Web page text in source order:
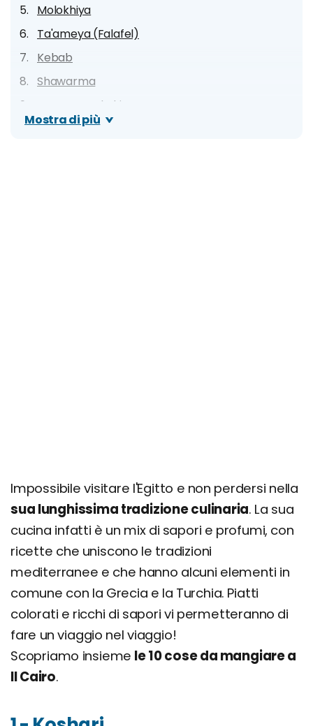
Molokhiya
Ta'ameya (Falafel)
Kebab
Shawarma
Hamam mahshi
Fattah
Mostra di più
Impossibile visitare l'Egitto e non perdersi nella
sua lunghissima tradizione culinaria. La sua
cucina infatti è un mix di sapori e profumi, con
ricette che uniscono le tradizioni
mediterranee e che hanno alcuni elementi in
comune con la Grecia e la Turchia. Piatti
colorati e ricchi di sapori vi permetteranno di
fare un viaggio nel viaggio!
Scopriamo insieme le 10 cose da mangiare a
Il Cairo.